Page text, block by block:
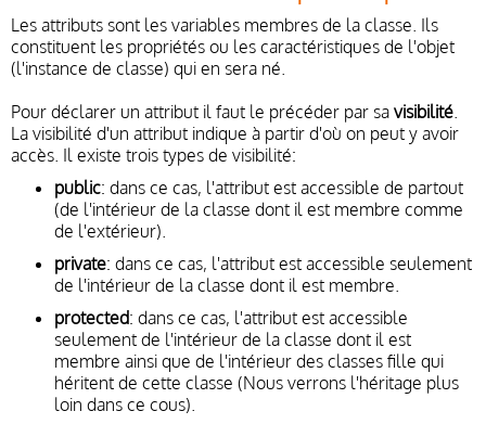
Les attributs sont les variables membres de la classe. Ils
constituent les propriétés ou les caractéristiques de l'objet
(l'instance de classe) qui en sera né.
Pour déclarer un attribut il faut le précéder par sa visibilité.
La visibilité d'un attribut indique à partir d'où on peut y avoir
accès. Il existe trois types de visibilité:
public: dans ce cas, l'attribut est accessible de partout
(de l'intérieur de la classe dont il est membre comme
de l'extérieur).
private: dans ce cas, l'attribut est accessible seulement
de l'intérieur de la classe dont il est membre.
protected: dans ce cas, l'attribut est accessible
seulement de l'intérieur de la classe dont il est
membre ainsi que de l'intérieur des classes fille qui
héritent de cette classe (Nous verrons l'héritage plus
loin dans ce cous).